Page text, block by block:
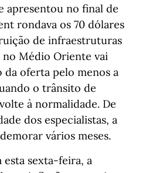
apresentou no final de
rondava os 70 dólares
de infraestruturas
no Médio Oriente vai
oferta pelo menos a
o trânsito de
à normalidade. De
dos especialistas, a
vários meses.
esta sexta-feira, a